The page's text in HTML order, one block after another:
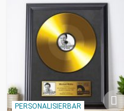
PERSONALISIERBAR